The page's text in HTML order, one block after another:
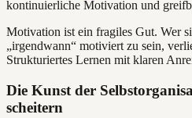
kontinuierliche Motivation und
Motivation ist ein fragiles Gut. Wer
„irgendwann“ motiviert zu sein,
Strukturiertes Lernen mit klaren
Die Kunst der
scheitern